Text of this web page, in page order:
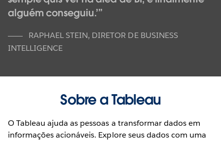
Crie análises elaboradas e
compartilhe suas ideias com
alguém conseguiu.’
RAPHAEL STEIN, DIRETOR DE BUSINESS
INTELLIGENCE
Sobre a Tableau
O Tableau ajuda as pessoas a transformar dados em
informações acionáveis. Explore seus dados com uma